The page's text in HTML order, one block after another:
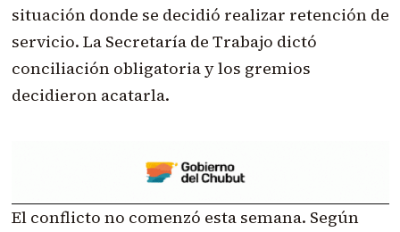
situación donde se decidió realizar retención de
servicio. La Secretaría de Trabajo dictó
conciliación obligatoria y los gremios
decidieron acatarla.
El conflicto no comenzó esta semana. Según